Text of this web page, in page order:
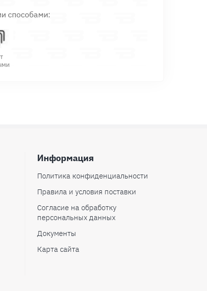
способами:
Информация
Политика конфиденциальности
Правила и условия поставки
Согласие на обработку
персональных данных
Документы
Карта сайта